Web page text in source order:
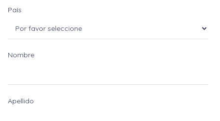
País
Nombre
Apellido